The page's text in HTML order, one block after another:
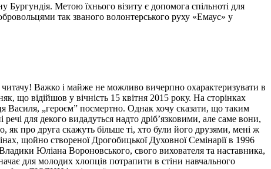
Метою їхнього візиту є допомога спільноті для
так званого волонтерського руху «Емаус» у
Важко і майже не можливо вичерпно охарактеризувати в
що відійшов у вічність 15 квітня 2015 року. На сторінках
Василя, „героєм” посмертно. Однак хочу сказати, що таким
для декого видадуться надто дріб’язковими, але саме вони,
про друга скажуть більше ті, хто були його друзями, мені ж
щойно створеної Дрогобицької Духовної Семінарії в 1996
Юліана Вороновського, свого вихователя та наставника,
для молодих хлопців потрапити в стіни навчального